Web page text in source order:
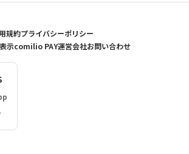
開したイラストの差分を
ワードなどがあると判断した場合はお載せ出来かねる場
ど名前は出さないでほしい！
規約プライバシーポリシー
示comilio PAY運営会社お問い合わせ